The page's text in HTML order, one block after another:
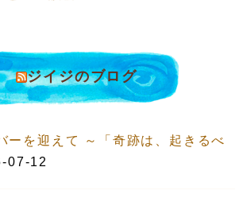
ジイジのブログ
ーを迎えて ～「奇跡は、起きるべ
07-12